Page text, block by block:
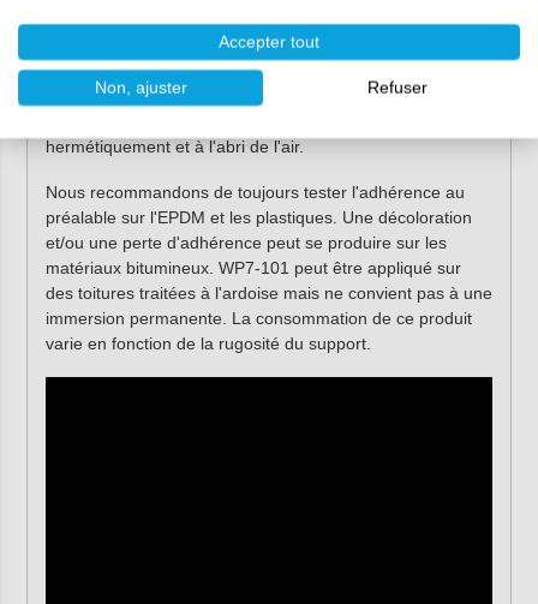
Nettoyer immédiatement les outils avec lenettoyant Tec7.
Après durcissement, n'enlever que mécaniquement. Se
nettoyer les mains avec leslingettes nettoyantes RESION
Un surplus peut être stocké pendant une courte période, à
hermétiquement et à l'abri de l'air.
Nous recommandons de toujours tester l'adhérence au
préalable sur l'EPDM et les plastiques. Une décoloration
et/ou une perte d'adhérence peut se produire sur les
matériaux bitumineux. WP7-101 peut être appliqué sur
des toitures traitées à l'ardoise mais ne convient pas à une
immersion permanente. La consommation de ce produit
varie en fonction de la rugosité du support.
Accepter tout
Non, ajuster Refuser